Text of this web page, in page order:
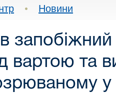
• Новини
запобіжний
вартою та
у